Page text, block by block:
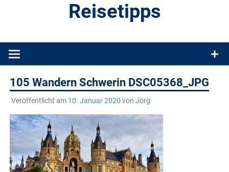
Reisetipps
Produkttests und Buchrezensionen. Ein Blog für alle, die gern
105 Wandern Schwerin DSC05368_JPG
Veröffentlicht am 10. Januar 2020 von Jörg